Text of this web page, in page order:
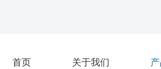
首页 关于我们